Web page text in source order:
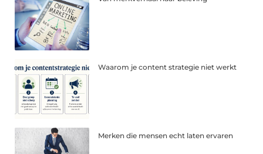
Waarom je content strategie niet werkt
Merken die mensen echt laten ervaren